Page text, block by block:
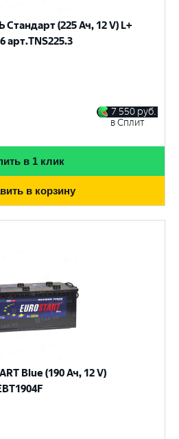
(225 Ач, 12 V) L+
арт.TNS225.3
7 550 руб.
в Сплит
в 1 клик
в корзину
Blue (190 Ач, 12 V)